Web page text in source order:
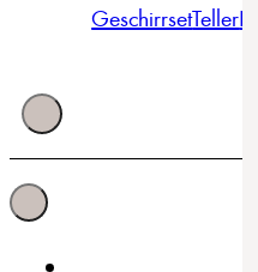
GeschirrsetTeller